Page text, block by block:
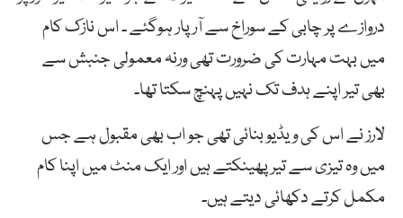
دروازے پر چابی کے سوراخ سے آر پار ہوگئے ۔ اس نازک کام
میں بہت مہارت کی ضرورت تھی ورنہ معمولی جنبش سے
بھی تیر اپنے ہدف تک نہیں پہنچ سکتا تھا۔
لارز نے اس کی ویڈیو بنائی تھی جو اب بھی مقبول ہے جس
میں وہ تیزی سے تیر پھینکتے ہیں اور ایک منٹ میں اپنا کام
مکمل کرتے دکھائی دیتے ہیں۔